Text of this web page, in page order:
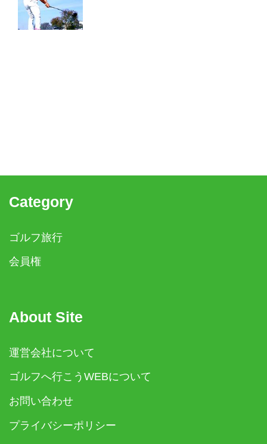
Category
ゴルフ旅行
会員権
About Site
運営会社について
ゴルフへ行こうWEBについて
お問い合わせ
プライバシーポリシー